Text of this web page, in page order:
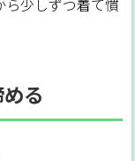
ら少しずつ着て慣
る